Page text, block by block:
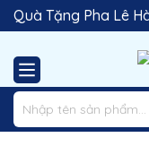
Quà Tặng Pha Lê